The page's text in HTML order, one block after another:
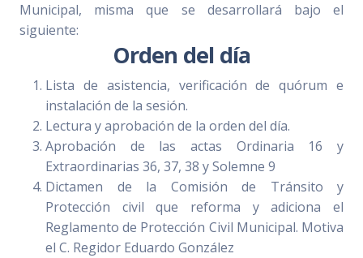
Municipal, misma que se desarrollará bajo el
siguiente:
Orden del día
Lista de asistencia, verificación de quórum e
instalación de la sesión.
Lectura y aprobación de la orden del día.
Aprobación de las actas Ordinaria 16 y
Extraordinarias 36, 37, 38 y Solemne 9
Dictamen de la Comisión de Tránsito y
Protección civil que reforma y adiciona el
Reglamento de Protección Civil Municipal. Motiva
el C. Regidor Eduardo González